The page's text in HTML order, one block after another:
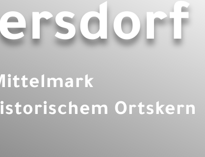
Ortskern